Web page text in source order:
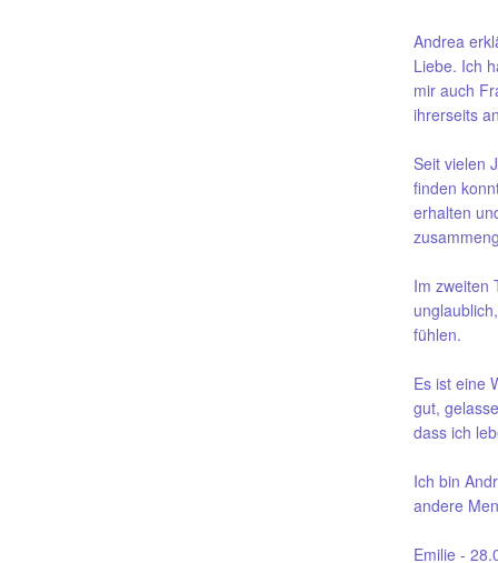
Andrea
Liebe. Ich
mir auch
ihrerseits
Seit vielen
finden
erhalten
Im zweiten
fühlen.
Es ist eine
gut,
dass ich
Ich bin
andere
Emilie -